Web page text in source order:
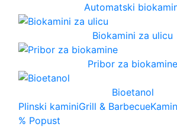
Automatski
Biokamini za ulicu
Pribor za biokamine
Bioetanol
Plinski kaminiGrill & Barbecue
% Popust